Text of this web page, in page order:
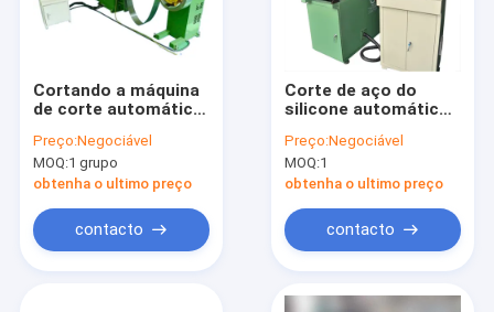
Cortando a máquina
de corte automática
aço do silicone que
ajusta o furo
Preço:Negociável
MOQ:1 grupo
obtenha o ultimo preço
contacto
Corte de aço do
silicone automático
do núcleo de reator
ao comprimento
Preço:Negociável
MOQ:1
obtenha o ultimo preço
contacto